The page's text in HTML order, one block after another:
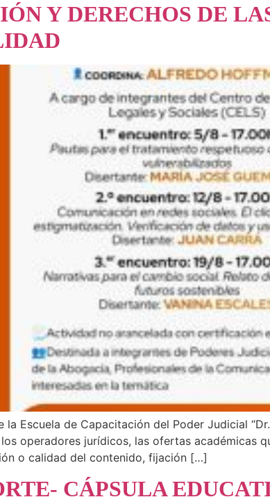
Y DERECHOS DE
Escuela de Capacitación del Poder Judicial
operadores jurídicos, las ofertas académicas
o calidad del contenido, fijación […]
CÁPSULA